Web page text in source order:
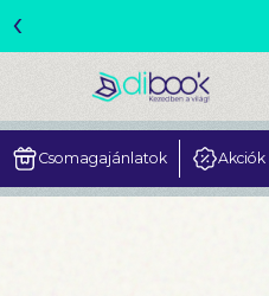
‹
Csomagajánlatok Akciók